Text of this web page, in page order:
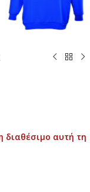
διαθέσιμο αυτή τη